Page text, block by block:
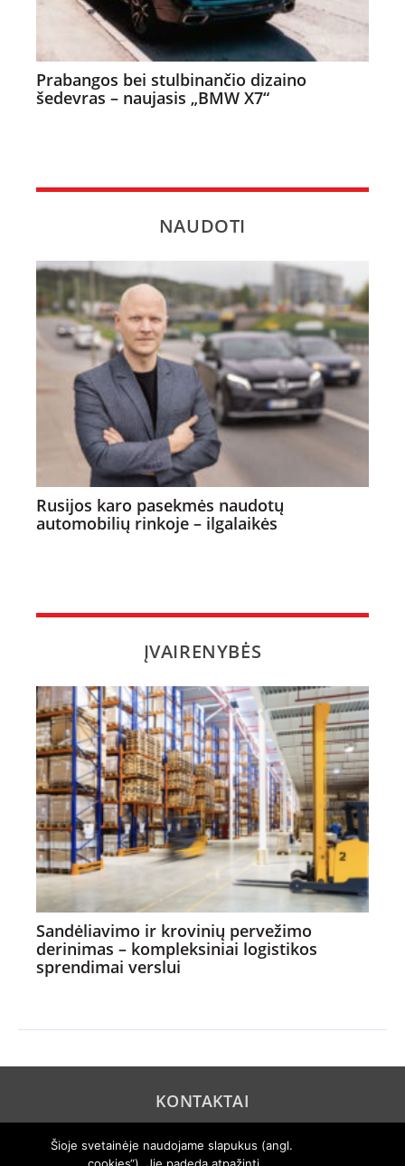
Prabangos bei stulbinančio dizaino
šedevras – naujasis „BMW X7“
NAUDOTI
Rusijos karo pasekmės naudotų
automobilių rinkoje – ilgalaikės
ĮVAIRENYBĖS
Sandėliavimo ir krovinių pervežimo
derinimas – kompleksiniai logistikos
sprendimai verslui
KONTAKTAI
Šioje svetainėje naudojame slapukus (angl.